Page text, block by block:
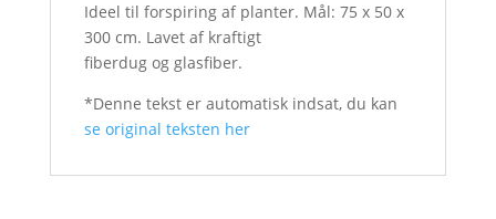
Ideel til forspiring af planter. Mål: 75 x 50 x
300 cm. Lavet af kraftigt
fiberdug og glasfiber.
*Denne tekst er automatisk indsat, du kan
se original teksten her